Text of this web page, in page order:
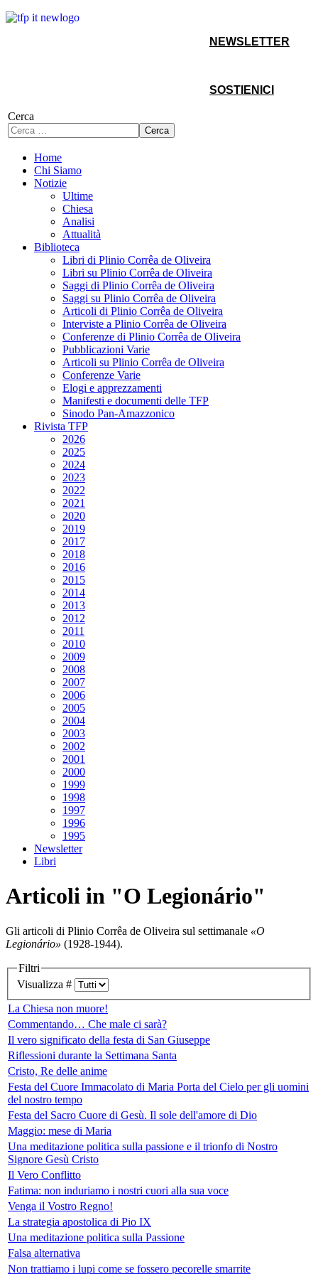
NEWSLETTER
SOSTIENICI
Cerca
Cerca
Home
Chi Siamo
Notizie
Ultime
Chiesa
Analisi
Attualità
Biblioteca
Libri di Plinio Corrêa de Oliveira
Libri su Plinio Corrêa de Oliveira
Saggi di Plinio Corrêa de Oliveira
Saggi su Plinio Corrêa de Oliveira
Articoli di Plinio Corrêa de Oliveira
Interviste a Plinio Corrêa de Oliveira
Conferenze di Plinio Corrêa de Oliveira
Pubblicazioni Varie
Articoli su Plinio Corrêa de Oliveira
Conferenze Varie
Elogi e apprezzamenti
Manifesti e documenti delle TFP
Sinodo Pan-Amazzonico
Rivista TFP
2026
2025
2024
2023
2022
2021
2020
2019
2017
2018
2016
2015
2014
2013
2012
2011
2010
2009
2008
2007
2006
2005
2004
2003
2002
2001
2000
1999
1998
1997
1996
1995
Newsletter
Libri
Articoli in "O Legionário"
Gli articoli di Plinio Corrêa de Oliveira sul settimanale «O
Legionário» (1928-1944).
Filtri
Visualizza #
La Chiesa non muore!
Commentando… Che male ci sarà?
Il vero significato della festa di San Giuseppe
Riflessioni durante la Settimana Santa
Cristo, Re delle anime
Festa del Cuore Immacolato di Maria Porta del Cielo per gli uomini
del nostro tempo
Festa del Sacro Cuore di Gesù. Il sole dell'amore di Dio
Maggio: mese di Maria
Una meditazione politica sulla passione e il trionfo di Nostro
Signore Gesù Cristo
Il Vero Conflitto
Fatima: non induriamo i nostri cuori alla sua voce
Venga il Vostro Regno!
La strategia apostolica di Pio IX
Una meditazione politica sulla Passione
Falsa alternativa
Non trattiamo i lupi come se fossero pecorelle smarrite